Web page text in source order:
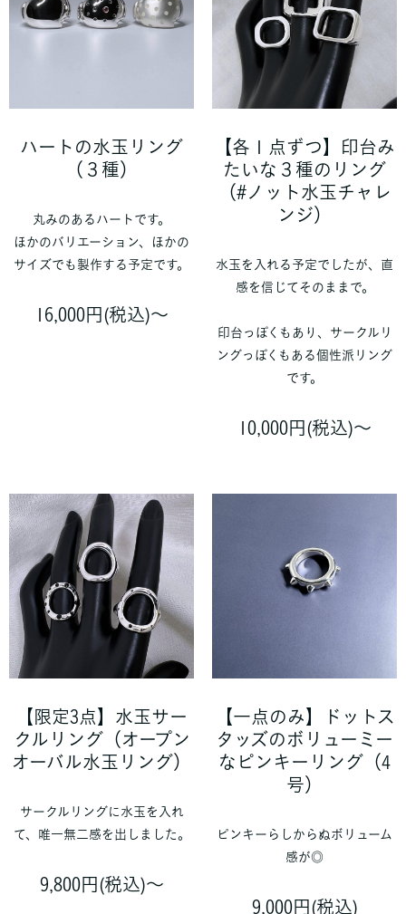
ハートの水玉リング
（３種）
丸みのあるハートです。
ほかのバリエーション、ほかの
サイズでも製作する予定です。
16,000円(税込)〜
【各１点ずつ】印台み
たいな３種のリング
（#ノット水玉チャレ
ンジ）
水玉を入れる予定でしたが、直
感を信じてそのままで。
印台っぽくもあり、サークルリ
ングっぽくもある個性派リング
です。
10,000円(税込)〜
【限定3点】水玉サー
クルリング（オープン
オーバル水玉リング）
サークルリングに水玉を入れ
て、唯一無二感を出しました。
9,800円(税込)〜
【一点のみ】ドットス
タッズのボリューミー
なピンキーリング（4
号）
ピンキーらしからぬボリューム
感が◎
9,000円(税込)